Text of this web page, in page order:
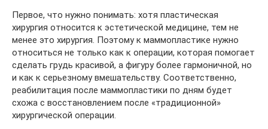
Первое, что нужно понимать: хотя пластическая
хирургия относится к эстетической медицине, тем не
менее это хирургия. Поэтому к маммопластике нужно
относиться не только как к операции, которая помогает
сделать грудь красивой, а фигуру более гармоничной, но
и как к серьезному вмешательству. Соответственно,
реабилитация после маммопластики по дням будет
схожа с восстановлением после «традиционной»
хирургической операции.